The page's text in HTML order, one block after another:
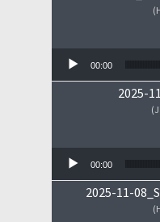
00:00
2025-
00:00
2025-11-